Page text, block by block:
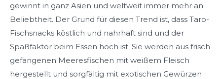
gewinnt in ganz Asien und weltweit immer mehr an
Beliebtheit. Der Grund für diesen Trend ist, dass Taro-
Fischsnacks köstlich und nahrhaft sind und der
Spaßfaktor beim Essen hoch ist. Sie werden aus frisch
gefangenen Meeresfischen mit weißem Fleisch
hergestellt und sorgfältig mit exotischen Gewürzen